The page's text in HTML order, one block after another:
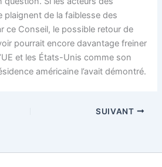
plaignent de la faiblesse des
ce Conseil, le possible retour de
pourrait encore davantage freiner
et les États-Unis comme son
américaine l’avait démontré.
SUIVANT